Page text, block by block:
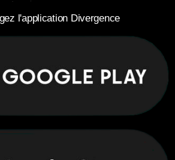
l'application Divergence